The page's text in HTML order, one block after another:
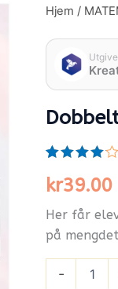
Hjem /
4.00av 5
basert
på
kr39.00
Her får
på
-
Dobbelt
halvparten
antall